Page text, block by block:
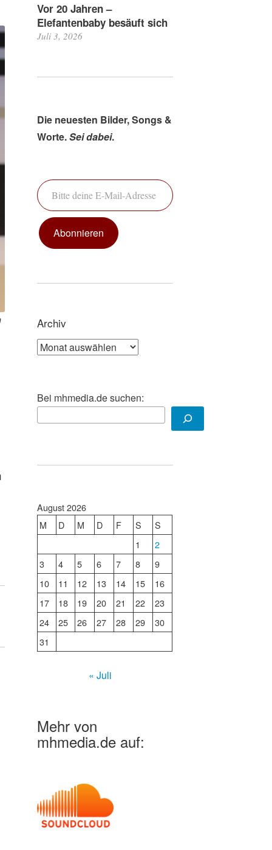
Vor 20 Jahren –
Elefantenbaby besäuft sich
Juli 3, 2026
Die neuesten Bilder, Songs &
Worte.Sei dabei.
Bitte deine E-Mail-Adresse ein ...
Abonnieren
Archiv
Archiv
Bei mhmedia.de suchen:
August 2026
M
D M D F S
S
1
2
3
4 5 6 7 8
9
10
11 12 13 14 15
16
17
18 19 20 21 22
23
24
25 26 27 28 29
30
31
« Juli
Mehr von
mhmedia.de auf: